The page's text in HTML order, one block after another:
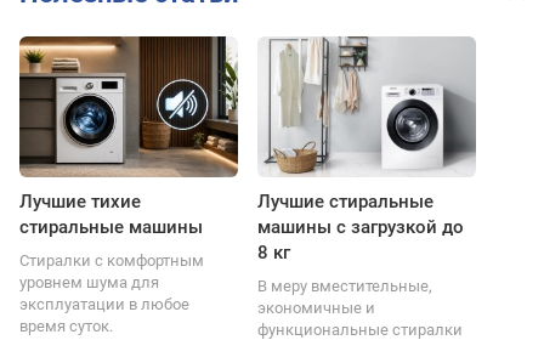
Лучшие тихие
стиральные машины
Стиралки с комфортным
уровнем шума для
эксплуатации в любое
время суток.
Лучшие стиральные
машины с загрузкой до
8 кг
В меру вместительные,
экономичные и
функциональные стиралки